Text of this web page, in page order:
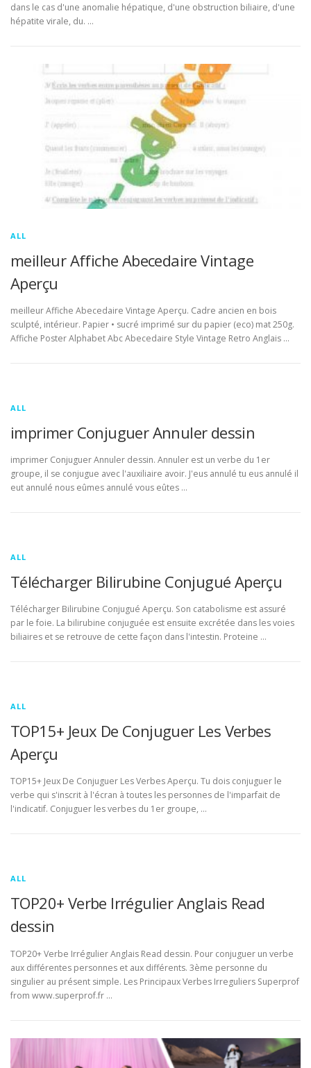
dans le cas d'une anomalie hépatique, d'une obstruction biliaire, d'une
hépatite virale, du. …
ALL
meilleur Affiche Abecedaire Vintage
Aperçu
meilleur Affiche Abecedaire Vintage Aperçu. Cadre ancien en bois
sculpté, intérieur. Papier • sucré imprimé sur du papier (eco) mat 250g.
Affiche Poster Alphabet Abc Abecedaire Style Vintage Retro Anglais …
ALL
imprimer Conjuguer Annuler dessin
imprimer Conjuguer Annuler dessin. Annuler est un verbe du 1er
groupe, il se conjugue avec l'auxiliaire avoir. J'eus annulé tu eus annulé il
eut annulé nous eûmes annulé vous eûtes …
ALL
Télécharger Bilirubine Conjugué Aperçu
Télécharger Bilirubine Conjugué Aperçu. Son catabolisme est assuré
par le foie. La bilirubine conjuguée est ensuite excrétée dans les voies
biliaires et se retrouve de cette façon dans l'intestin. Proteine …
ALL
TOP15+ Jeux De Conjuguer Les Verbes
Aperçu
TOP15+ Jeux De Conjuguer Les Verbes Aperçu. Tu dois conjuguer le
verbe qui s'inscrit à l'écran à toutes les personnes de l'imparfait de
l'indicatif. Conjuguer les verbes du 1er groupe, …
ALL
TOP20+ Verbe Irrégulier Anglais Read
dessin
TOP20+ Verbe Irrégulier Anglais Read dessin. Pour conjuguer un verbe
aux différentes personnes et aux différents. 3ème personne du
singulier au présent simple. Les Principaux Verbes Irreguliers Superprof
from www.superprof.fr …